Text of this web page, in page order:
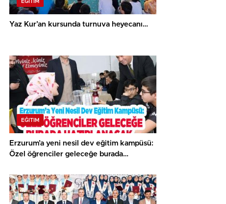
EĞITIM
Yaz Kur’an kursunda turnuva heyecanı…
EĞITIM
Erzurum’a yeni nesil dev eğitim kampüsü:
Özel öğrenciler geleceğe burada